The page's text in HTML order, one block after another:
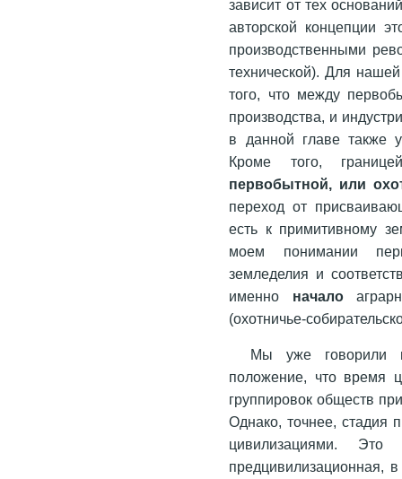
зависит от тех
авторской концепции
производственными
технической). Для
того, что между
производства, и
в данной главе также
Кроме того,
первобытной, или
переход от
есть к примитивному
моем понимании
земледелия и
именно начало
(охотничье-
Мы уже говорили
положение, что время
группировок обществ
Однако, точнее, стадия
цивилизациями.
предцивилизационная,